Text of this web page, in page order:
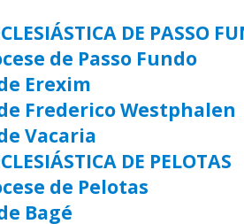
DE PASSO
de Passo Fundo
Erexim
Frederico Westphalen
Vacaria
DE PELOTAS
de Pelotas
Bagé